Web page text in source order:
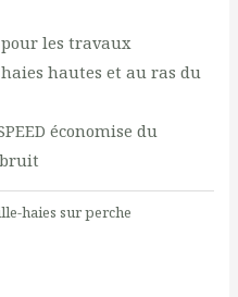
les travaux
hautes et au ras du
économise du
haies sur perche